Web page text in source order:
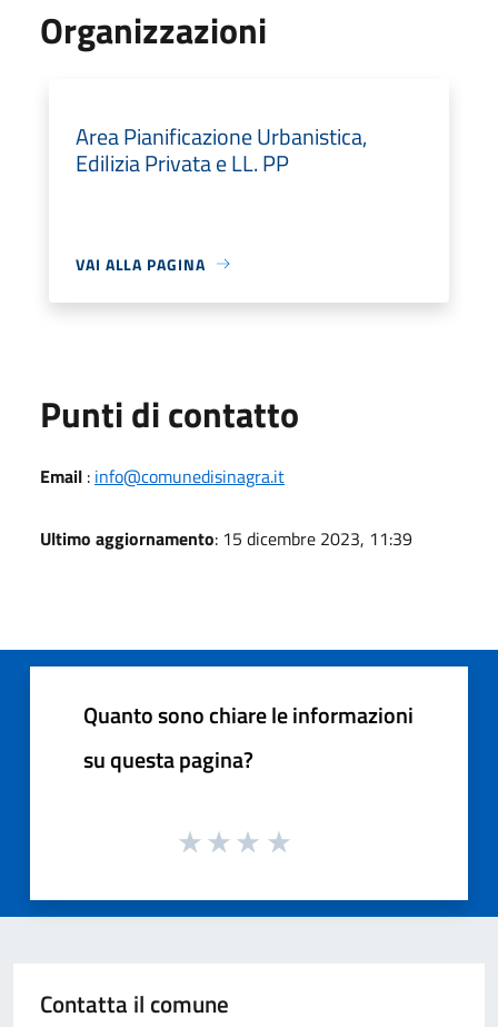
Organizzazioni
Area Pianificazione Urbanistica,
Edilizia Privata e LL. PP
VAI ALLA PAGINA
Punti di contatto
Email : info@comunedisinagra.it
Ultimo aggiornamento: 15 dicembre 2023, 11:39
Quanto sono chiare le informazioni
su questa pagina?
Contatta il comune